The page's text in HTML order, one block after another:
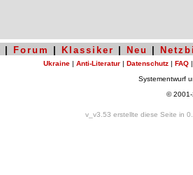
Forum Klassiker Neu
Ukraine | Anti-Literatur | Datenschutz | FAQ
Systementwurf
©
v_v3.53 erstellte diese Seite in